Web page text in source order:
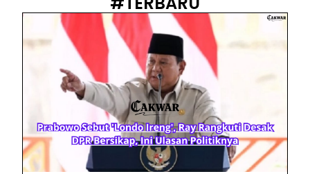
Baterai Apple Watch Cepat Boros? Ini Penyebab dan Cara Mengatasinya
HP Huawei Cepat Panas? Ini Penyebab Utama dan Cara Mengatasinya
HP Realme Kena Air Tidak Bisa Dicas? Jangan Langsung Charge, Ini Solusinya
Eks Jampidsus Febrie Adriansyah Tersangka Korupsi Asabri Tapi Masih Terima Gaji: Mengapa Begitu?